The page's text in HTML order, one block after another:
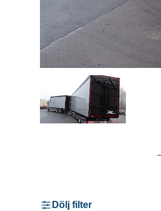
Dölj filter